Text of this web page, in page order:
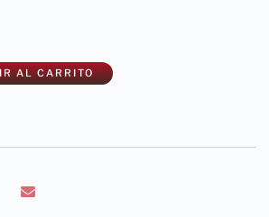
AL CARRITO